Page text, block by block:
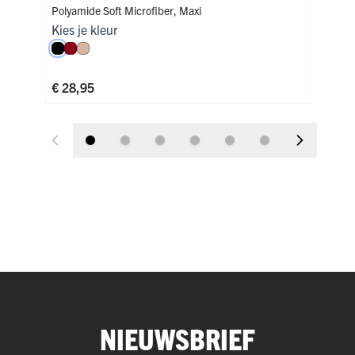
Polyamide Soft Microfiber, Maxi
Kies je kleur
Zwart
Donkerrood
Caffè Latte
€ 28,95
NIEUWSBRIEF